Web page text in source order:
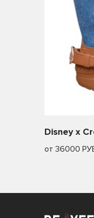
Disney x
от 36000